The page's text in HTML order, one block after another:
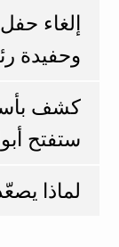
إلغاء
وحفيدة
كشف
ستفتح
لماذا